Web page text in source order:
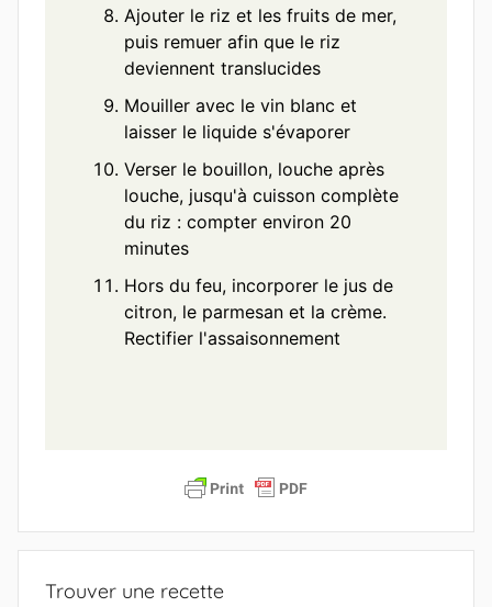
Ajouter le riz et les fruits de mer,
puis remuer afin que le riz
deviennent translucides
Mouiller avec le vin blanc et
laisser le liquide s'évaporer
Verser le bouillon, louche après
louche, jusqu'à cuisson complète
du riz : compter environ 20
minutes
Hors du feu, incorporer le jus de
citron, le parmesan et la crème.
Rectifier l'assaisonnement
Trouver une recette